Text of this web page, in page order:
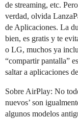
de streaming, etc.
verdad, olvida
de Aplicaciones. La
bien, es gratis y te
o LG, muchos ya
“compartir pantalla”
saltar a aplicaciones
Sobre AirPlay: No
nuevos’ son
algunos modelos